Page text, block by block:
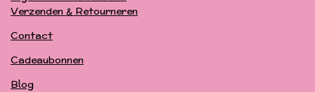
Verzenden & Retourneren
Contact
Cadeaubonnen
Blog